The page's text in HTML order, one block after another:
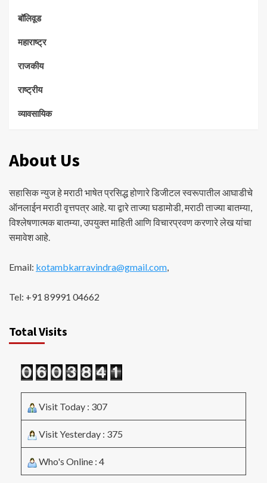
बॉलिवूड
महाराष्ट्र
राजकीय
राष्ट्रीय
व्यावसायिक
About Us
सहासिक न्युज हे मराठी भाषेत प्रसिद्ध होणारे डिजीटल स्वरूपातील आघाडीचे
ऑनलाईन मराठी वृत्तपत्र आहे. या द्वारे ताज्या घडामोडी, मराठी ताज्या बातम्या,
विश्लेषणात्मक बातम्या, उपयुक्त माहिती आणि विचारप्रवण करणारे लेख यांचा
समावेश आहे.
Email: kotambkarravindra@gmail.com,
Tel: +91 89991 04662
Total Visits
Visit Today : 307
Visit Yesterday : 375
Who's Online : 4